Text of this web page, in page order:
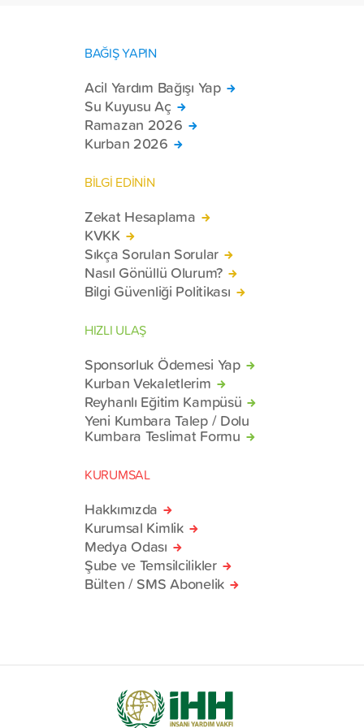
BAĞIŞ YAPIN
Acil Yardım Bağışı Yap
Su Kuyusu Aç
Ramazan 2026
Kurban 2026
BİLGİ EDİNİN
Zekat Hesaplama
KVKK
Sıkça Sorulan Sorular
Nasıl Gönüllü Olurum?
Bilgi Güvenliği Politikası
HIZLI ULAŞ
Sponsorluk Ödemesi Yap
Kurban Vekaletlerim
Reyhanlı Eğitim Kampüsü
Yeni Kumbara Talep / Dolu
Kumbara Teslimat Formu
KURUMSAL
Hakkımızda
Kurumsal Kimlik
Medya Odası
Şube ve Temsilcilikler
Bülten / SMS Abonelik